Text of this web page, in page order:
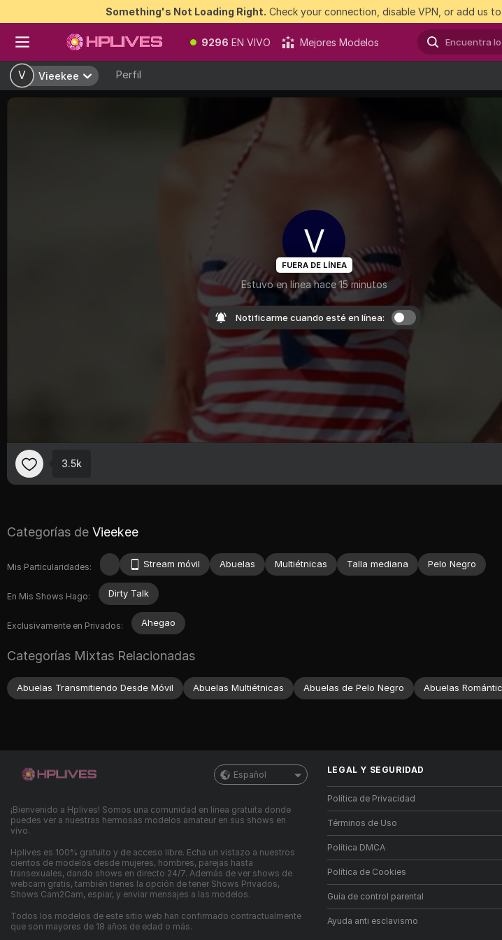
Something's Not Loading Right. Check your connection, disable VPN, or add us
9296 EN VIVO Mejores Modelos
V Vieekee Perfil
V Vieekee
V
FUERA DE LÍNEA
Estuvo en línea hace 15 minutos
Notificarme cuando esté en línea:
3.5k
Categorías de Vieekee
Mis Particularidades: Stream móvil Abuelas Multiétnicas Talla mediana Pelo Negro
En Mis Shows Hago: Dirty Talk
Exclusivamente en Privados: Ahegao
Categorías Mixtas Relacionadas
Abuelas Transmitiendo Desde Móvil Abuelas Multiétnicas Abuelas de Pelo Negro Abuelas
Español
¡Bienvenido a Hplives! Somos una comunidad en línea gratuita donde
puedes ver a nuestras hermosas modelos amateur en sus shows en
vivo.
Hplives es 100% gratuito y de acceso libre. Echa un vistazo a nuestros
cientos de modelos desde mujeres, hombres, parejas hasta
transexuales, dando shows en directo 24/7. Además de ver shows de
webcam gratis, también tienes la opción de tener Shows Privados,
Shows Cam2Cam, espiar, y enviar mensajes a las modelos.
Todos los modelos de este sitio web han confirmado contractualmente
que son mayores de 18 años de edad o más.
LEGAL Y SEGURIDAD
Política de Privacidad
Términos de Uso
Política DMCA
Política de Cookies
Guía de control parental
Ayuda anti esclavismo